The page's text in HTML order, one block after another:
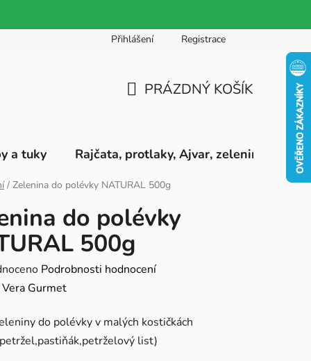
Přihlášení Registrace
PRÁZDNÝ KOŠÍK
a tuky Rajčata, protlaky, Ajvar, zeleninová pyré
/ Zelenina do polévky NATURAL 500g
do polévky
500g
Podrobnosti hodnocení
Vera Gurmet
do polévky v malých kostičkách
list)